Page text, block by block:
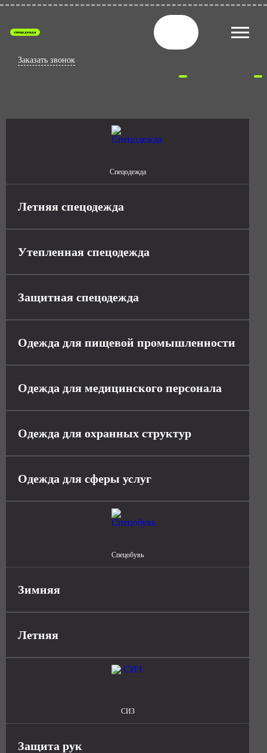
спецодежда
Заказать звонок
Спецодежда
Летняя спецодежда
Утепленная спецодежда
Защитная спецодежда
Одежда для пищевой промышленности
Одежда для медицинского персонала
Одежда для охранных структур
Одежда для сферы услуг
Спецобувь
Зимняя
Летняя
СИЗ
Защита рук